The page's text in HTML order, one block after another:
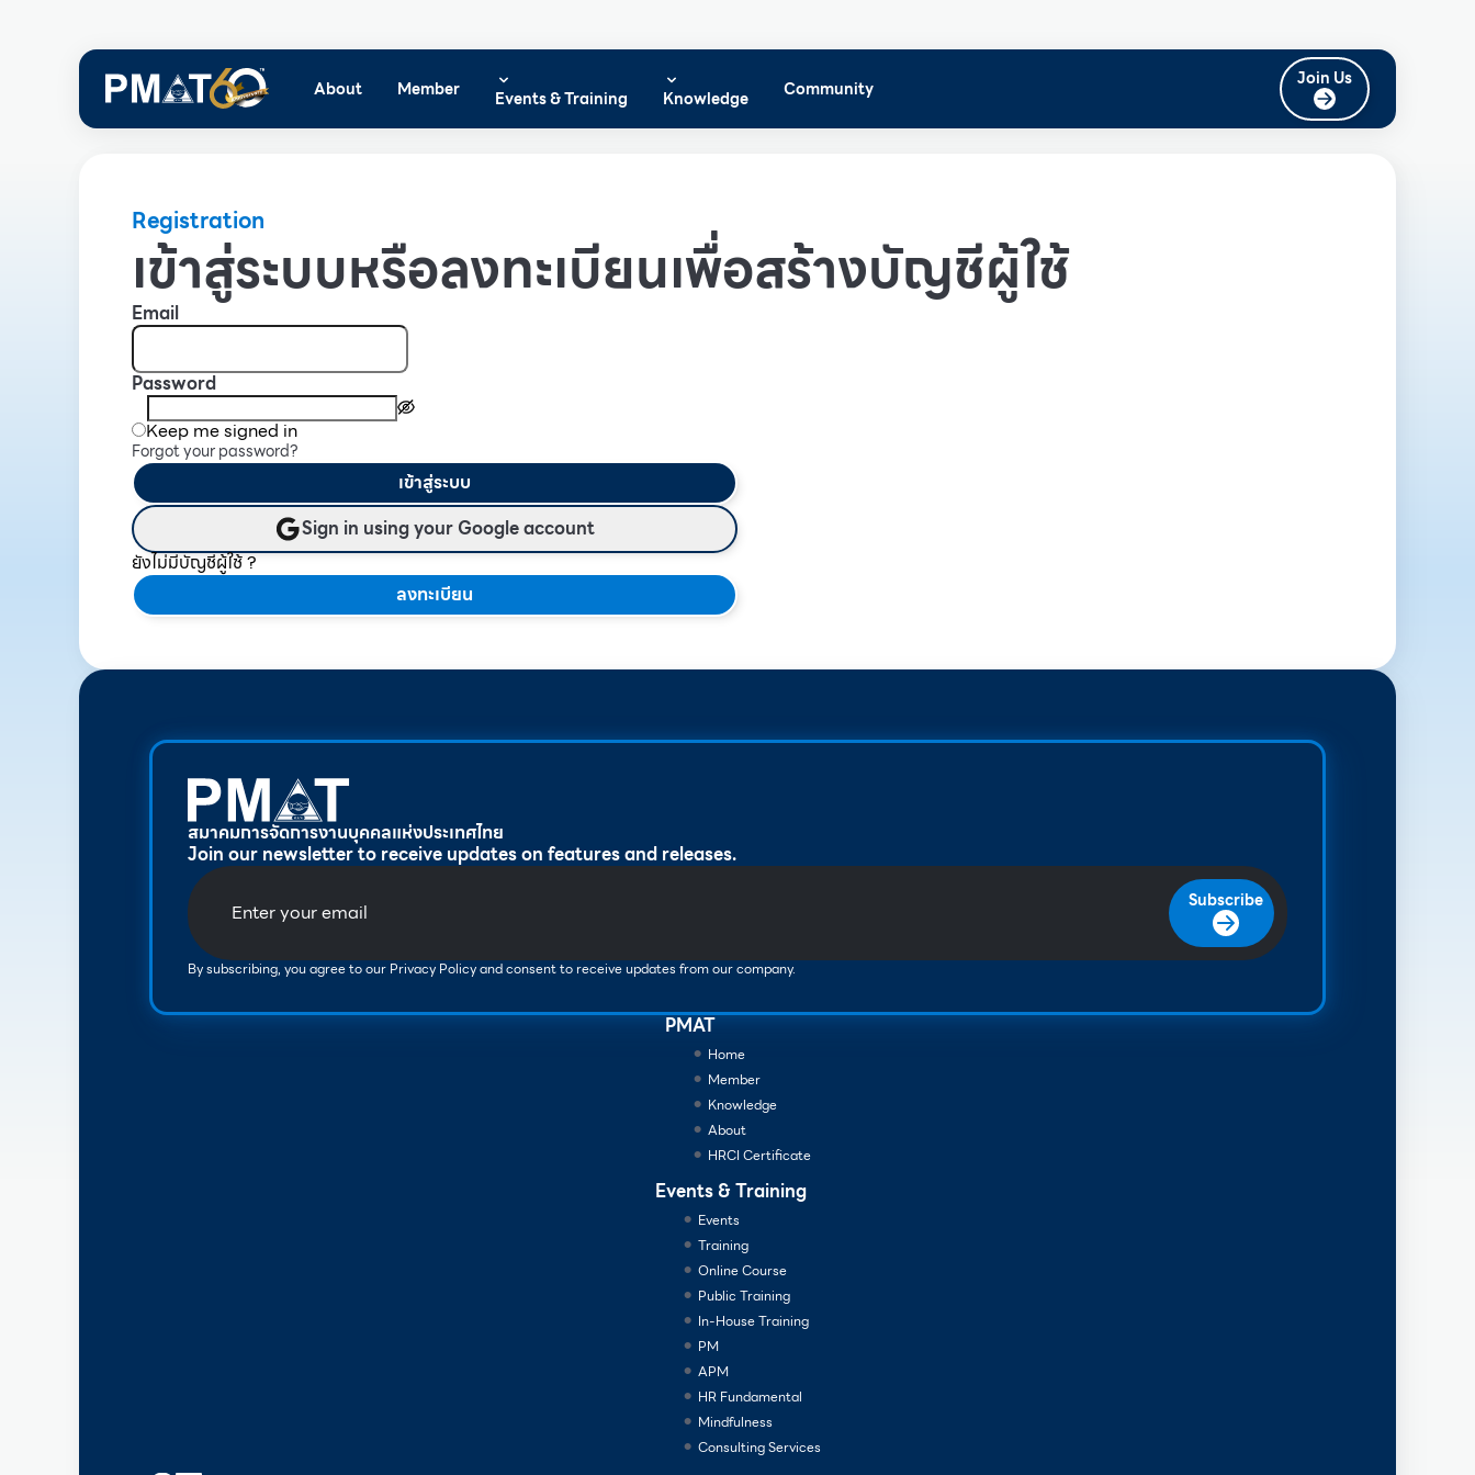
About Member Events & Training Knowledge Community Join Us
Registration
เข้าสู่ระบบหรือลงทะเบียนเพื่อสร้างบัญชีผู้ใช้
Email
Password
Keep me signed in
Forgot your password?
เข้าสู่ระบบ
Sign in using your Google account
ยังไม่มีบัญชีผู้ใช้ ?
ลงทะเบียน
สมาคมการจัดการงานบุคคลแห่งประเทศไทย
Join our newsletter to receive updates on features and releases.
Subscribe
By subscribing, you agree to our Privacy Policy and consent to receive updates from our company.
PMAT
Home
Member
Knowledge
About
HRCI Certificate
Events & Training
Events
Training
Online Course
Public Training
In-House Training
PM
APM
HR Fundamental
Mindfulness
Consulting Services